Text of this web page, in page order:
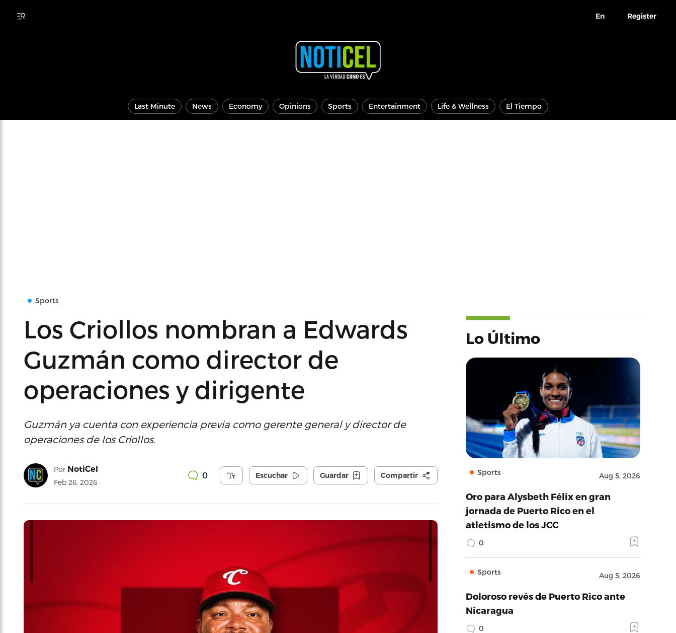
En Register
Last Minute News Economy Opinions Sports Entertainment Life & Wellness El Tiempo
Sports
Los Criollos nombran a Edwards
Guzmán como director de
operaciones y dirigente
Guzmán ya cuenta con experiencia previa como gerente general y director de
operaciones de los Criollos.
Por NotiCel
Feb 26, 2026
0 Escuchar Guardar Compartir
Lo Último
Sports Aug 5, 2026
Oro para Alysbeth Félix en gran
jornada de Puerto Rico en el
atletismo de los JCC
0
Sports Aug 5, 2026
Doloroso revés de Puerto Rico ante
Nicaragua
0